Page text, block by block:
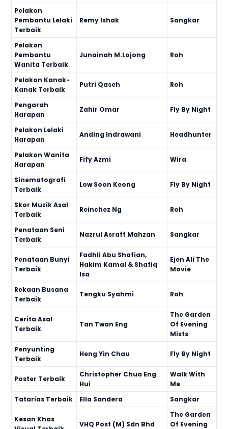
Pelakon
Pembantu Lelaki
Terbaik
Remy Ishak Sangkar
Pelakon
Pembantu
Wanita Terbaik
Junainah M.Lojong Roh
Pelakon Kanak-
Kanak Terbaik
Putri Qaseh Roh
Pengarah
Harapan
Zahir Omar Fly By Night
Pelakon Lelaki
Harapan
Anding Indrawani Headhunter
Pelakon Wanita
Harapan
Fify Azmi Wira
Sinematografi
Terbaik
Low Soon Keong Fly By Night
Skor Muzik Asal
Terbaik
Reinchez Ng Roh
Penataan Seni
Terbaik
Nazrul Asraff Mahzan Sangkar
Penataan Bunyi
Terbaik
Fadhli Abu Shafian,
Hakim Kamal & Shafiq
Isa
Ejen Ali The
Movie
Rekaan Busana
Terbaik
Tengku Syahmi Roh
Cerita Asal
Terbaik
Tan Twan Eng
The Garden
Of Evening
Mists
Penyunting
Terbaik
Heng Yin Chau Fly By Night
Poster Terbaik
Christopher Chua Eng
Hui
Walk With
Me
Tatarias Terbaik
Ella Sandera Sangkar
Kesan Khas
VHQ Post (M) Sdn Bhd
The Garden
Of Evening